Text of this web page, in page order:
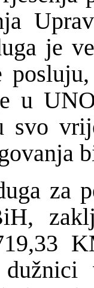
je
u
svo
za